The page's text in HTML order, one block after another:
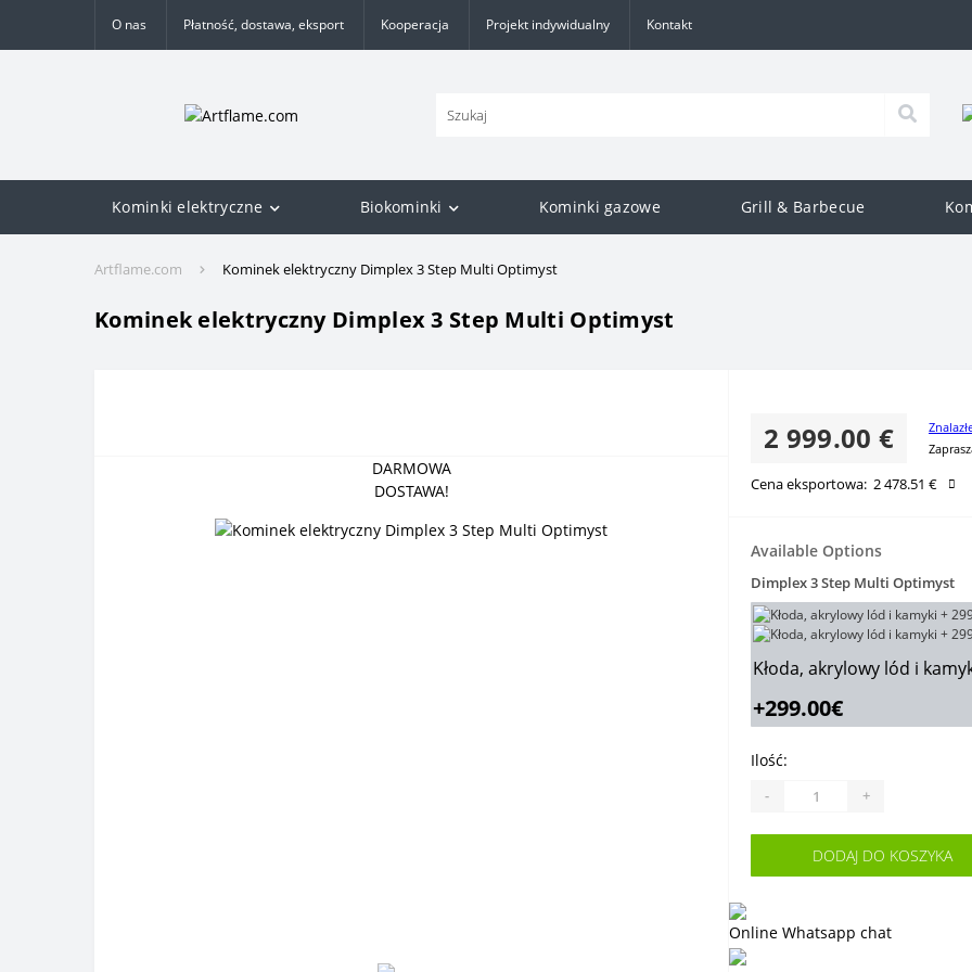
O nas Płatność, dostawa, eksport Kooperacja Projekt indywidualny Kontakt
Kominki elektryczne Biokominki Kominki gazowe Grill & Barbecue
Artflame.com Kominek elektryczny Dimplex 3 Step Multi Optimyst
Kominek elektryczny Dimplex 3 Step Multi Optimyst
DARMOWA
DOSTAWA!
2 999.00 €
Cena eksportowa: 2 478.51 €
Available Options
Dimplex 3 Step Multi Optimyst
Kłoda, akrylowy lód i
+299.00€
Ilość:
- +
DODAJ DO KOSZYKA
Online Whatsapp chat